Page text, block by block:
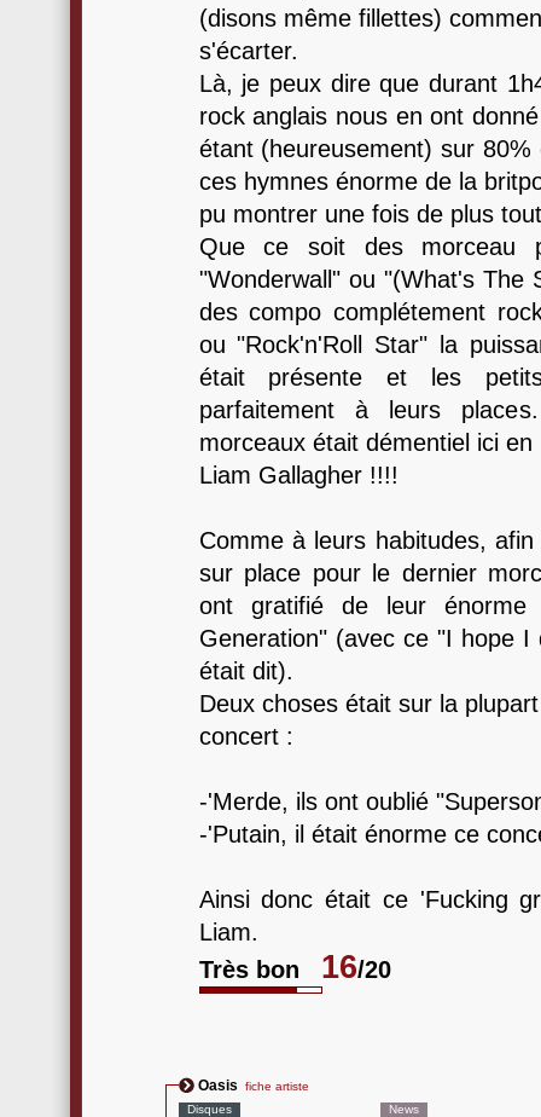
(disons même fillettes)
s'écarter.
Là, je peux dire que durant
rock anglais nous en ont
étant (heureusement) sur
ces hymnes énorme de la
pu montrer une fois de plus
Que ce soit des morceau
"Wonderwall" ou "(What's The
des compo complétement
ou "Rock'n'Roll Star" la
était présente et les
parfaitement à leurs
morceaux était démentiel ici
Liam Gallagher !!!!
Comme à leurs habitudes,
sur place pour le dernier
ont gratifié de leur
Generation" (avec ce "I hope
était dit).
Deux choses était sur la
concert :
-'Merde, ils ont oublié
-'Putain, il était énorme ce
Ainsi donc était ce 'Fucking
Liam.
Très bon
16/20
Oasis
fiche artiste
Disques
News